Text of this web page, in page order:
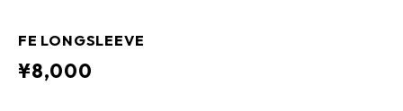
FE LONGSLEEVE
¥8,000